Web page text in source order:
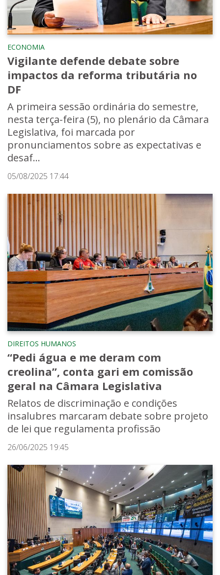
ECONOMIA
Vigilante defende debate sobre
impactos da reforma tributária no
DF
A primeira sessão ordinária do semestre,
nesta terça-feira (5), no plenário da Câmara
Legislativa, foi marcada por
pronunciamentos sobre as expectativas e
desaf...
05/08/2025 17:44
DIREITOS HUMANOS
“Pedi água e me deram com
creolina”, conta gari em comissão
geral na Câmara Legislativa
Relatos de discriminação e condições
insalubres marcaram debate sobre projeto
de lei que regulamenta profissão
26/06/2025 19:45